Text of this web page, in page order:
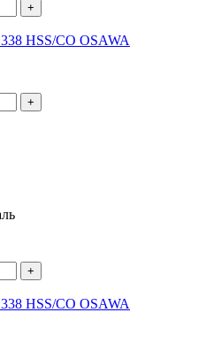
+
HSS/CO OSAWA
+
+
HSS/CO OSAWA